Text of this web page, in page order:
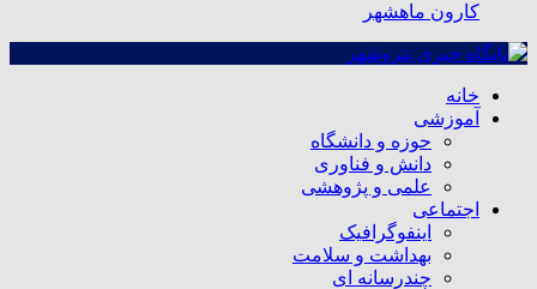
کارون ماهشهر
خانه
آموزشی
حوزه و دانشگاه
دانش و فناوری
علمی و پژوهشی
اجتماعی
اینفوگرافیک
بهداشت و سلامت
چندرسانه ای